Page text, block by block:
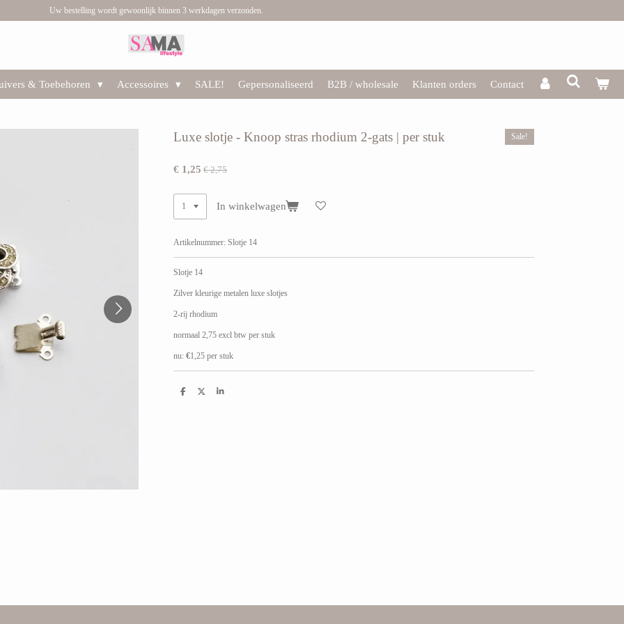
Uw bestelling wordt gewoonlijk binnen 3 werkdagen verzonden.
& Toebehoren Accessoires SALE! Gepersonaliseerd B2B / wholesale Klanten orders Contact
Luxe slotje - Knoop stras rhodium 2-gats | per stuk Sale!
€ 1,25 € 2,75
In winkelwagen
Artikelnummer: Slotje 14
Slotje 14
Zilver kleurige metalen luxe slotjes
2-rij rhodium
normaal 2,75 excl btw per stuk
nu: €1,25 per stuk
D
D
S